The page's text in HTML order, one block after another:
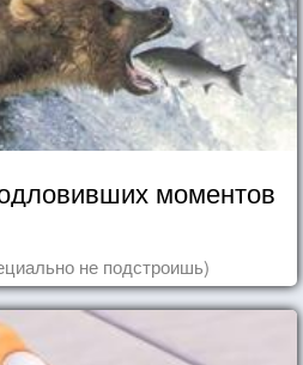
моментов
не подстроишь)